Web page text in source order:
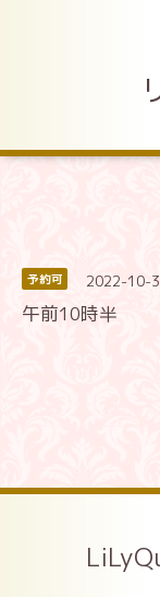
予約可 2022-10-
午前10時半